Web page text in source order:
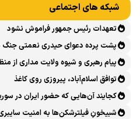
شبکه های اجتماعی
تعهدات رئیس جمهور فراموش نشود
پشت پرده دعوای حیدری نعمتی جنگ
پیام رهبری و شیوه ولایت مداری از
توافق اسلام‌آباد، پیروزی روی کاغذ
کجایند آن‌هایی که حضور ایران در
شبیخونِ فیلترشکن‌ها به امنیت